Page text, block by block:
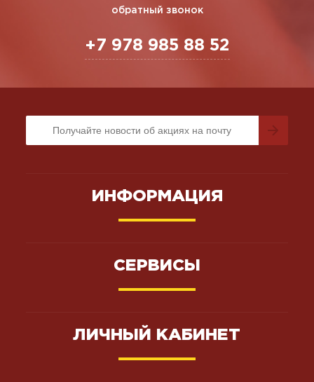
обратный звонок
+7 978 985 88 52
ИНФОРМАЦИЯ
СЕРВИСЫ
ЛИЧНЫЙ КАБИНЕТ